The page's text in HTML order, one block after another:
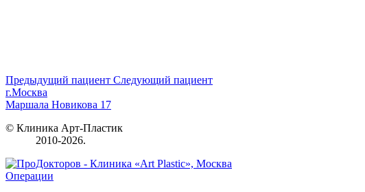
Предыдущий пациент Следующий пациент
г.Москва
Маршала Новикова 17
© Клиника Арт-Пластик
2010-2026.
Операции